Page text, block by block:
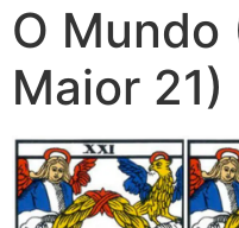
O Mundo
Maior 21)